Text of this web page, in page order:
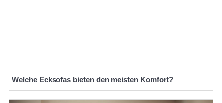
Welche Ecksofas bieten den meisten Komfort?